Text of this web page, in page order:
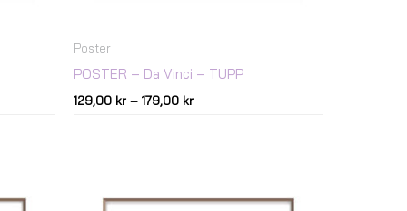
Poster
POSTER – Da Vinci – TUPP
129,00 kr – 179,00 kr
179,00 kr